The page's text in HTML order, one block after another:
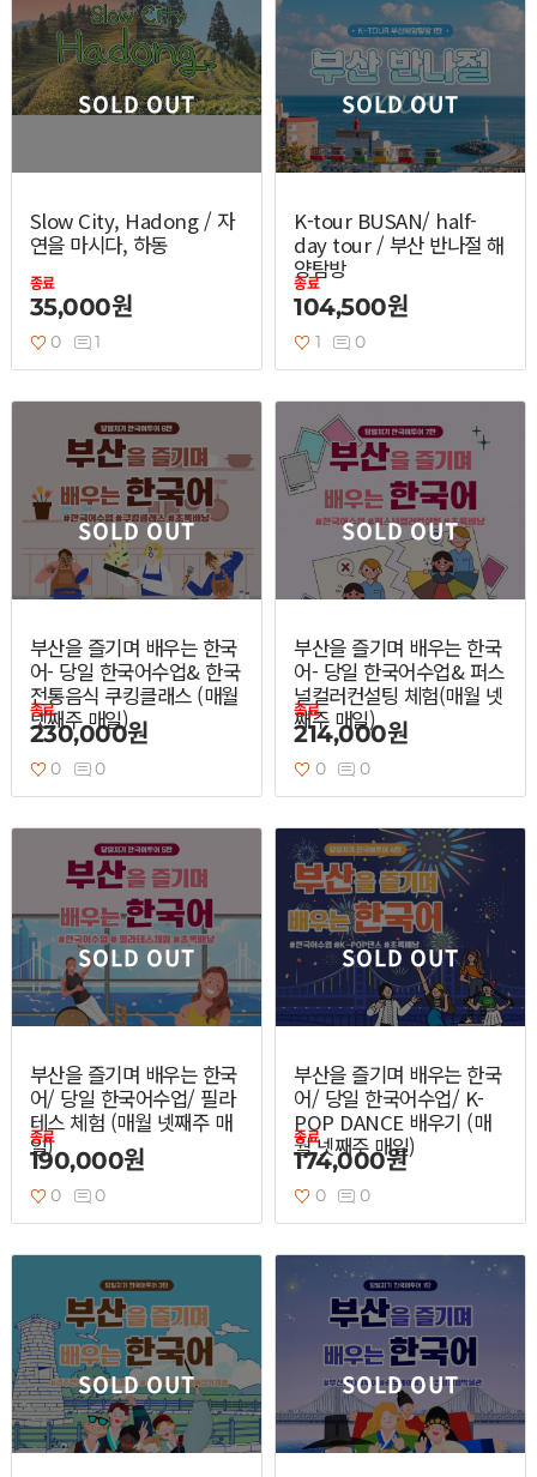
SOLD OUT
Slow City, Hadong / 자
연을 마시다, 하동
종료
35,000원
0 1
SOLD OUT
K-tour BUSAN/ half-
day tour / 부산 반나절 해
양탐방
종료
104,500원
1 0
SOLD OUT
부산을 즐기며 배우는 한국
어- 당일 한국어수업& 한국
전통음식 쿠킹클래스 (매월
넷째주 매일)
종료
230,000원
0 0
SOLD OUT
부산을 즐기며 배우는 한국
어- 당일 한국어수업& 퍼스
널컬러컨설팅 체험(매월 넷
째주 매일)
종료
214,000원
0 0
SOLD OUT
부산을 즐기며 배우는 한국
어/ 당일 한국어수업/ 필라
테스 체험 (매월 넷째주 매
일)
종료
190,000원
0 0
SOLD OUT
부산을 즐기며 배우는 한국
어/ 당일 한국어수업/ K-
POP DANCE 배우기 (매
월 넷째주 매일)
종료
174,000원
0 0
SOLD OUT SOLD OUT